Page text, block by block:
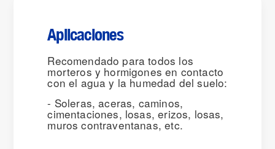
Aplicaciones
Recomendado para todos los
morteros y hormigones en contacto
con el agua y la humedad del suelo:
- Soleras, aceras, caminos,
cimentaciones, losas, erizos, losas,
muros contraventanas, etc.